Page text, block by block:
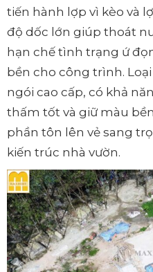
tiến hành lợp vì kèo và
độ dốc lớn giúp thoát
hạn chế tình trạng ứ
bền cho công trình.
ngói cao cấp, có khả
thấm tốt và giữ màu
phần tôn lên vẻ sang
kiến trúc nhà vườn.